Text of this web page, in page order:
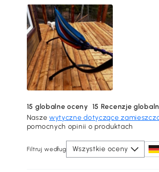
15 globalne oceny 15 Recenzje
Nasze wytyczne dotyczące
pomocnych opinii o produktach
Filtruj według Wszystkie oceny